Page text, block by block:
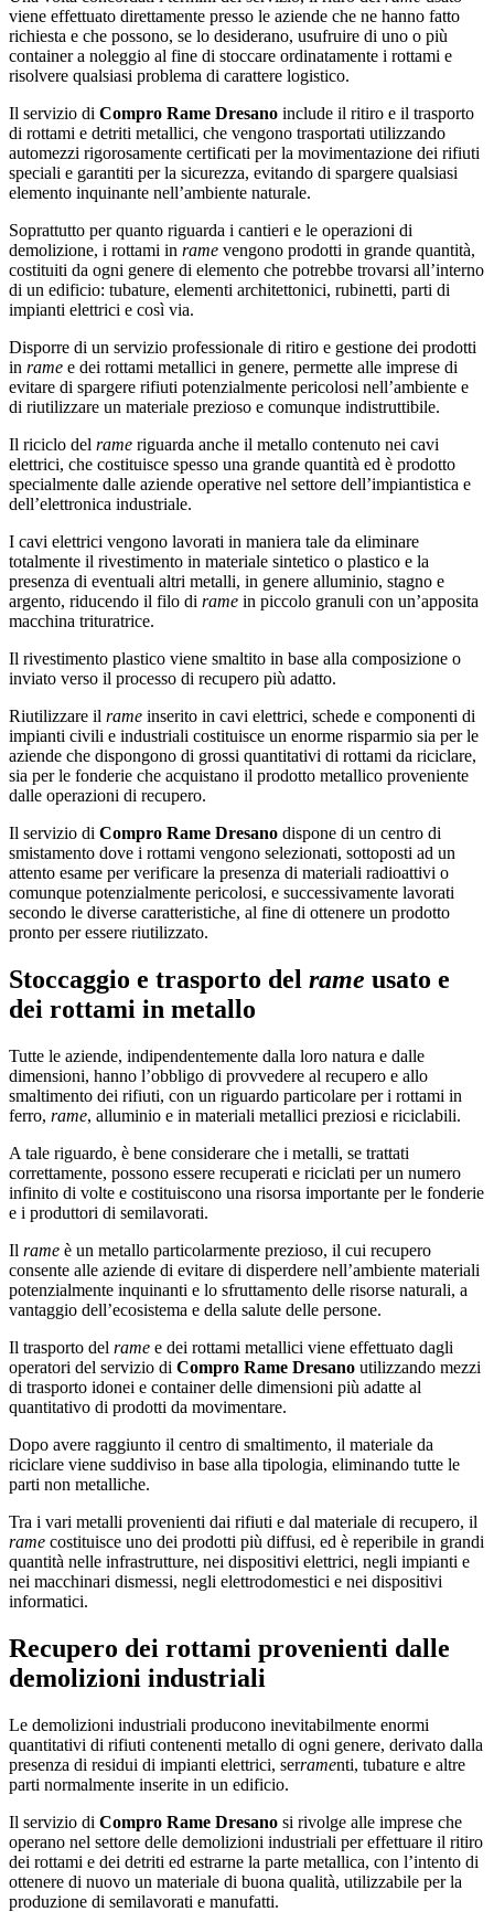
viene effettuato direttamente presso le aziende che ne hanno fatto
richiesta e che possono, se lo desiderano, usufruire di uno o più
container a noleggio al fine di stoccare ordinatamente i rottami e
risolvere qualsiasi problema di carattere logistico.
Il servizio di Compro Rame Dresano include il ritiro e il trasporto
di rottami e detriti metallici, che vengono trasportati utilizzando
automezzi rigorosamente certificati per la movimentazione dei rifiuti
speciali e garantiti per la sicurezza, evitando di spargere qualsiasi
elemento inquinante nell’ambiente naturale.
Soprattutto per quanto riguarda i cantieri e le operazioni di
demolizione, i rottami in rame vengono prodotti in grande quantità,
costituiti da ogni genere di elemento che potrebbe trovarsi all’interno
di un edificio: tubature, elementi architettonici, rubinetti, parti di
impianti elettrici e così via.
Disporre di un servizio professionale di ritiro e gestione dei prodotti
in rame e dei rottami metallici in genere, permette alle imprese di
evitare di spargere rifiuti potenzialmente pericolosi nell’ambiente e
di riutilizzare un materiale prezioso e comunque indistruttibile.
Il riciclo del rame riguarda anche il metallo contenuto nei cavi
elettrici, che costituisce spesso una grande quantità ed è prodotto
specialmente dalle aziende operative nel settore dell’impiantistica e
dell’elettronica industriale.
I cavi elettrici vengono lavorati in maniera tale da eliminare
totalmente il rivestimento in materiale sintetico o plastico e la
presenza di eventuali altri metalli, in genere alluminio, stagno e
argento, riducendo il filo di rame in piccolo granuli con un’apposita
macchina trituratrice.
Il rivestimento plastico viene smaltito in base alla composizione o
inviato verso il processo di recupero più adatto.
Riutilizzare il rame inserito in cavi elettrici, schede e componenti di
impianti civili e industriali costituisce un enorme risparmio sia per le
aziende che dispongono di grossi quantitativi di rottami da riciclare,
sia per le fonderie che acquistano il prodotto metallico proveniente
dalle operazioni di recupero.
Il servizio di Compro Rame Dresano dispone di un centro di
smistamento dove i rottami vengono selezionati, sottoposti ad un
attento esame per verificare la presenza di materiali radioattivi o
comunque potenzialmente pericolosi, e successivamente lavorati
secondo le diverse caratteristiche, al fine di ottenere un prodotto
pronto per essere riutilizzato.
Stoccaggio e trasporto del rame usato e
dei rottami in metallo
Tutte le aziende, indipendentemente dalla loro natura e dalle
dimensioni, hanno l’obbligo di provvedere al recupero e allo
smaltimento dei rifiuti, con un riguardo particolare per i rottami in
ferro, rame, alluminio e in materiali metallici preziosi e riciclabili.
A tale riguardo, è bene considerare che i metalli, se trattati
correttamente, possono essere recuperati e riciclati per un numero
infinito di volte e costituiscono una risorsa importante per le fonderie
e i produttori di semilavorati.
Il rame è un metallo particolarmente prezioso, il cui recupero
consente alle aziende di evitare di disperdere nell’ambiente materiali
potenzialmente inquinanti e lo sfruttamento delle risorse naturali, a
vantaggio dell’ecosistema e della salute delle persone.
Il trasporto del rame e dei rottami metallici viene effettuato dagli
operatori del servizio di Compro Rame Dresano utilizzando mezzi
di trasporto idonei e container delle dimensioni più adatte al
quantitativo di prodotti da movimentare.
Dopo avere raggiunto il centro di smaltimento, il materiale da
riciclare viene suddiviso in base alla tipologia, eliminando tutte le
parti non metalliche.
Tra i vari metalli provenienti dai rifiuti e dal materiale di recupero, il
rame costituisce uno dei prodotti più diffusi, ed è reperibile in grandi
quantità nelle infrastrutture, nei dispositivi elettrici, negli impianti e
nei macchinari dismessi, negli elettrodomestici e nei dispositivi
informatici.
Recupero dei rottami provenienti dalle
demolizioni industriali
Le demolizioni industriali producono inevitabilmente enormi
quantitativi di rifiuti contenenti metallo di ogni genere, derivato dalla
presenza di residui di impianti elettrici, serramenti, tubature e altre
parti normalmente inserite in un edificio.
Il servizio di Compro Rame Dresano si rivolge alle imprese che
operano nel settore delle demolizioni industriali per effettuare il ritiro
dei rottami e dei detriti ed estrarne la parte metallica, con l’intento di
ottenere di nuovo un materiale di buona qualità, utilizzabile per la
produzione di semilavorati e manufatti.